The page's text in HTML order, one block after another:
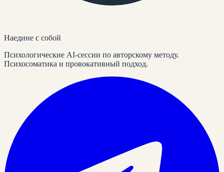
Наедине с собой
Психологические AI-сессии по авторскому методу.
Психосоматика и провокативный подход.